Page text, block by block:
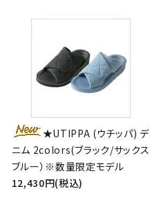
★UTIPPA (ウチッパ) デ
ニム 2colors(ブラック/サックス
ブルー）※数量限定モデル
12,430円(税込)